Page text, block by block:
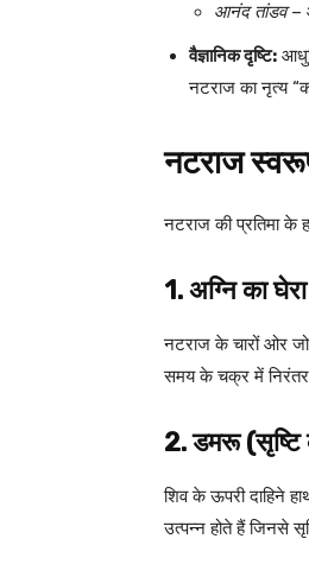
आनंद तांडव–
वैज्ञानिक दृष्टि:
नटराज का नृत्य
नटराज
नटराज की प्रतिमा के
1. अग्नि का
नटराज के चारों ओर जो
समय के चक्र में निरंतर
2. डमरू
शिव के ऊपरी दाहिने
उत्पन्न होते हैं जिनसे